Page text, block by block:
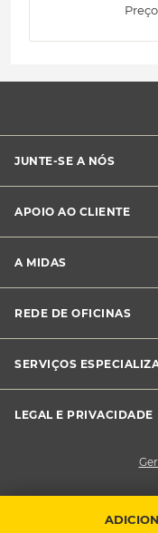
JUNTE-SE A NÓS
Franchising Midas
APOIO AO CLIENTE
Livro de Reclamações
Canal de Denúncias
Perguntas Frequentes
A MIDAS
Sustentabilidade
Notícias Midas
REDE DE OFICINAS
SERVIÇOS
LEGAL E PRIVACIDADE
Cookies
Faça uma